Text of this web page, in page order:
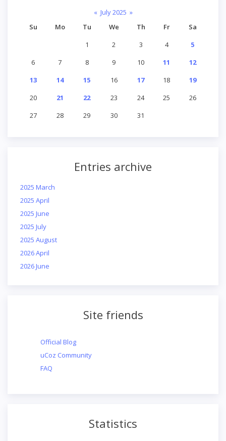
« July 2025 »
Su
Mo Tu We Th Fr
Sa
1
2 3 4
5
6
7 8 9 10 11
12
13
14 15 16 17 18
19
20
21 22 23 24 25
26
27
28 29 30 31
Entries archive
2025 March
2025 April
2025 June
2025 July
2025 August
2026 April
2026 June
Site friends
Official Blog
uCoz Community
FAQ
Statistics